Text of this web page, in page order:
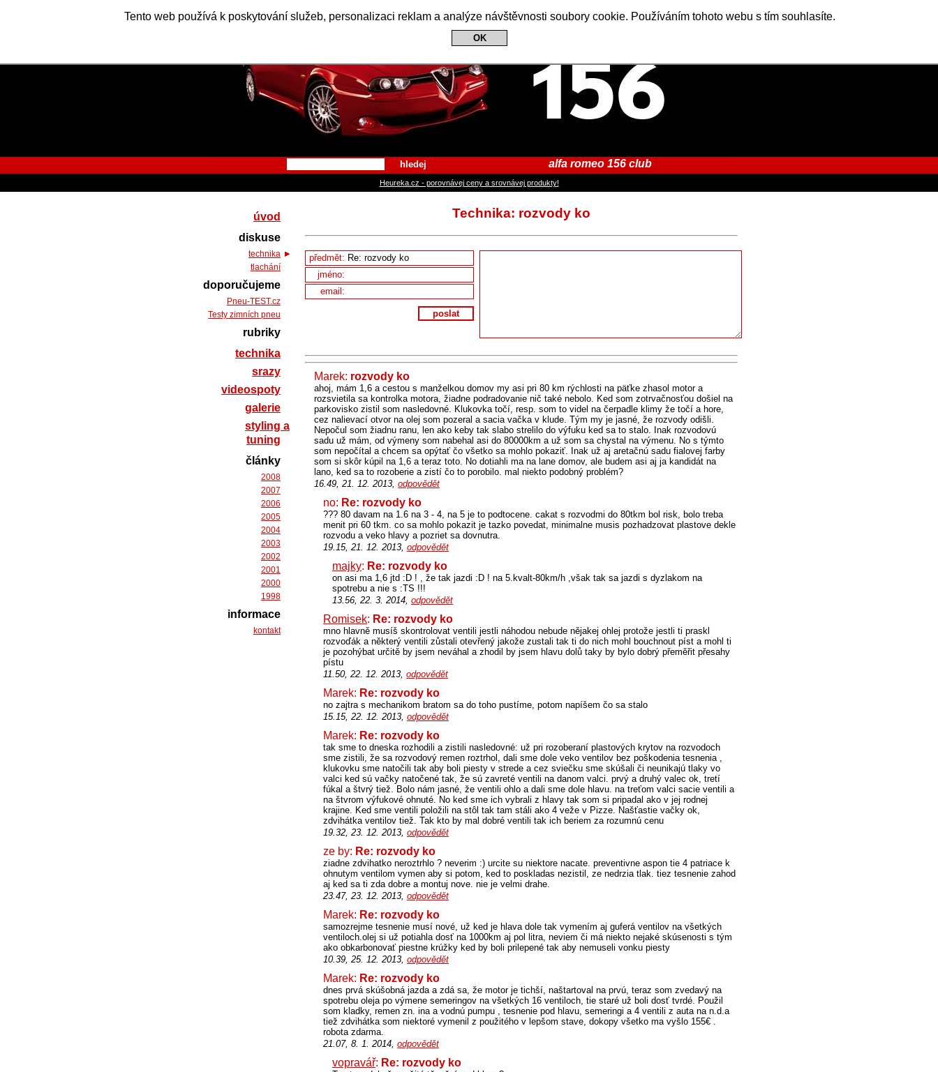
Tento web používá k poskytování služeb, personalizaci reklam a analýze návštěvnosti soubory cookie. Používáním tohoto webu s tím souhlasíte.
OK
Alfa Romeo 156 Club
hledej alfa romeo 156 club
Heureka.cz - porovnávej ceny a srovnávej produkty!
Technika: rozvody ko
předmět:
jméno:
email:
poslat
Marek: rozvody ko
ahoj, mám 1,6 a cestou s manželkou domov my asi pri 80 km rýchlosti na päťke zhasol motor a
rozsvietila sa kontrolka motora, žiadne podradovanie nič také nebolo. Ked som zotrvačnosťou došiel na
parkovisko zistil som nasledovné. Klukovka točí, resp. som to videl na čerpadle klimy že točí a hore,
cez nalievací otvor na olej som pozeral a sacia vačka v klude. Tým my je jasné, že rozvody odišli.
Nepočul som žiadnu ranu, len ako keby tak slabo strelilo do výfuku ked sa to stalo. Inak rozvodovú
sadu už mám, od výmeny som nabehal asi do 80000km a už som sa chystal na výmenu. No s týmto
som nepočítal a chcem sa opýtať čo všetko sa mohlo pokaziť. Inak už aj aretačnú sadu fialovej farby
som si skôr kúpil na 1,6 a teraz toto. No dotiahli ma na lane domov, ale budem asi aj ja kandidát na
lano, ked sa to rozoberie a zistí čo to porobilo. mal niekto podobný problém?
16.49, 21. 12. 2013, odpovědět
no: Re: rozvody ko
??? 80 davam na 1.6 na 3 - 4, na 5 je to podtocene. cakat s rozvodmi do 80tkm bol risk, bolo treba
menit pri 60 tkm. co sa mohlo pokazit je tazko povedat, minimalne musis pozhadzovat plastove dekle
rozvodu a veko hlavy a pozriet sa dovnutra.
19.15, 21. 12. 2013, odpovědět
majky: Re: rozvody ko
on asi ma 1,6 jtd :D ! , že tak jazdi :D ! na 5.kvalt-80km/h ,však tak sa jazdi s dyzlakom na
spotrebu a nie s :TS !!!
13.56, 22. 3. 2014, odpovědět
Romisek: Re: rozvody ko
mno hlavně musíš skontrolovat ventili jestli náhodou nebude nějakej ohlej protože jestli ti praskl
rozvoďák a některý ventili zůstali otevřený jakože zustali tak ti do nich mohl bouchnout píst a mohl ti
je pozohýbat určitě by jsem neváhal a zhodil by jsem hlavu dolů taky by bylo dobrý přeměřit přesahy
pístu
11.50, 22. 12. 2013, odpovědět
Marek: Re: rozvody ko
no zajtra s mechanikom bratom sa do toho pustíme, potom napíšem čo sa stalo
15.15, 22. 12. 2013, odpovědět
Marek: Re: rozvody ko
tak sme to dneska rozhodili a zistili nasledovné: už pri rozoberaní plastových krytov na rozvodoch
sme zistili, že sa rozvodový remen roztrhol, dali sme dole veko ventilov bez poškodenia tesnenia ,
klukovku sme natočili tak aby boli piesty v strede a cez sviečku sme skúšali či neunikajú tlaky vo
valci ked sú vačky natočené tak, že sú zavreté ventili na danom valci. prvý a druhý valec ok, tretí
fúkal a štvrý tiež. Bolo nám jasné, že ventili ohlo a dali sme dole hlavu. na treťom valci sacie ventili a
na štvrom výfukové ohnuté. No ked sme ich vybrali z hlavy tak som si pripadal ako v jej rodnej
krajine. Ked sme ventili položili na stôl tak tam stáli ako 4 veže v Pizze. Našťastie vačky ok,
zdvihátka ventilov tiež. Tak kto by mal dobré ventili tak ich beriem za rozumnú cenu
19.32, 23. 12. 2013, odpovědět
ze by: Re: rozvody ko
ziadne zdvihatko neroztrhlo ? neverim :) urcite su niektore nacate. preventivne aspon tie 4 patriace k
ohnutym ventilom vymen aby si potom, ked to poskladas nezistil, ze nedrzia tlak. tiez tesnenie zahod
aj ked sa ti zda dobre a montuj nove. nie je velmi drahe.
23.47, 23. 12. 2013, odpovědět
Marek: Re: rozvody ko
samozrejme tesnenie musí nové, už ked je hlava dole tak vymením aj guferá ventilov na všetkých
ventiloch.olej si už potiahla dosť na 1000km aj pol litra, neviem či má niekto nejaké skúsenosti s tým
ako obkarbonovať piestne krúžky ked by boli prilepené tak aby nemuseli vonku piesty
10.39, 25. 12. 2013, odpovědět
Marek: Re: rozvody ko
dnes prvá skúšobná jazda a zdá sa, že motor je tichší, naštartoval na prvú, teraz som zvedavý na
spotrebu oleja po výmene semeringov na všetkých 16 ventiloch, tie staré už boli dosť tvrdé. Použil
som kladky, remen zn. ina a vodnú pumpu , tesnenie pod hlavu, semeringi a 4 ventili z auta na n.d.a
tiež zdvihátka som niektoré vymenil z použitého v lepšom stave, dokopy všetko ma vyšlo 155€ .
robota zdarma.
21.07, 8. 1. 2014, odpovědět
vopravář: Re: rozvody ko
úvod
diskuse
technika
tlachání
doporučujeme
Pneu-TEST.cz
Testy zimních pneu
rubriky
technika
srazy
videospoty
galerie
styling a
tuning
články
2008
2007
2006
2005
2004
2003
2002
2001
2000
1998
informace
kontakt